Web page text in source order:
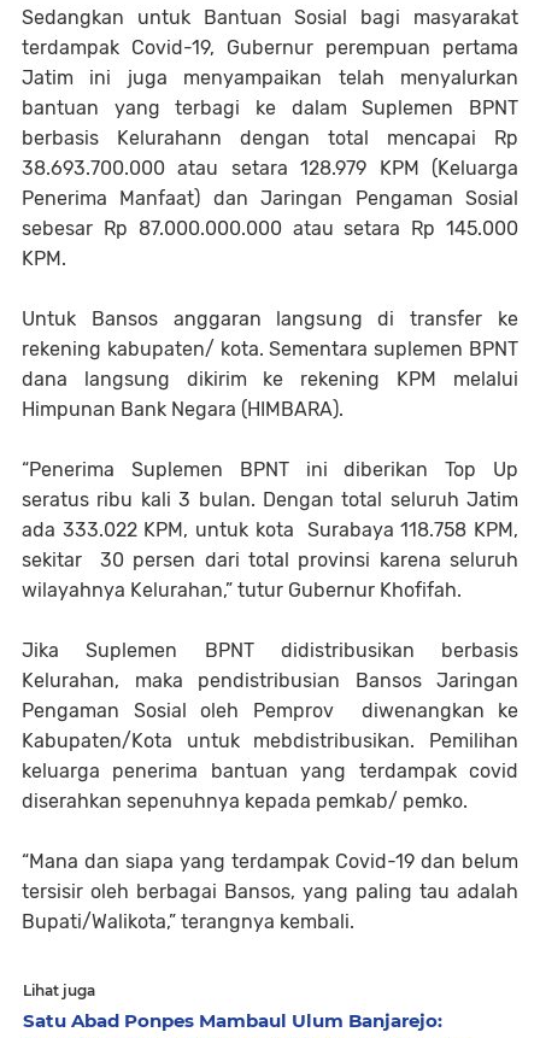
Sedangkan untuk Bantuan Sosial bagi masyarakat
terdampak Covid-19, Gubernur perempuan pertama
Jatim ini juga menyampaikan telah menyalurkan
bantuan yang terbagi ke dalam Suplemen BPNT
berbasis Kelurahann dengan total mencapai Rp
38.693.700.000 atau setara 128.979 KPM (Keluarga
Penerima Manfaat) dan Jaringan Pengaman Sosial
sebesar Rp 87.000.000.000 atau setara Rp 145.000
KPM.
Untuk Bansos anggaran langsung di transfer ke
rekening kabupaten/ kota. Sementara suplemen BPNT
dana langsung dikirim ke rekening KPM melalui
Himpunan Bank Negara (HIMBARA).
“Penerima Suplemen BPNT ini diberikan Top Up
seratus ribu kali 3 bulan. Dengan total seluruh Jatim
ada 333.022 KPM, untuk kota Surabaya 118.758 KPM,
sekitar 30 persen dari total provinsi karena seluruh
wilayahnya Kelurahan,” tutur Gubernur Khofifah.
Jika Suplemen BPNT didistribusikan berbasis
Kelurahan, maka pendistribusian Bansos Jaringan
Pengaman Sosial oleh Pemprov diwenangkan ke
Kabupaten/Kota untuk mebdistribusikan. Pemilihan
keluarga penerima bantuan yang terdampak covid
diserahkan sepenuhnya kepada pemkab/ pemko.
“Mana dan siapa yang terdampak Covid-19 dan belum
tersisir oleh berbagai Bansos, yang paling tau adalah
Bupati/Walikota,” terangnya kembali.
Lihat juga
Satu Abad Ponpes Mambaul Ulum Banjarejo: